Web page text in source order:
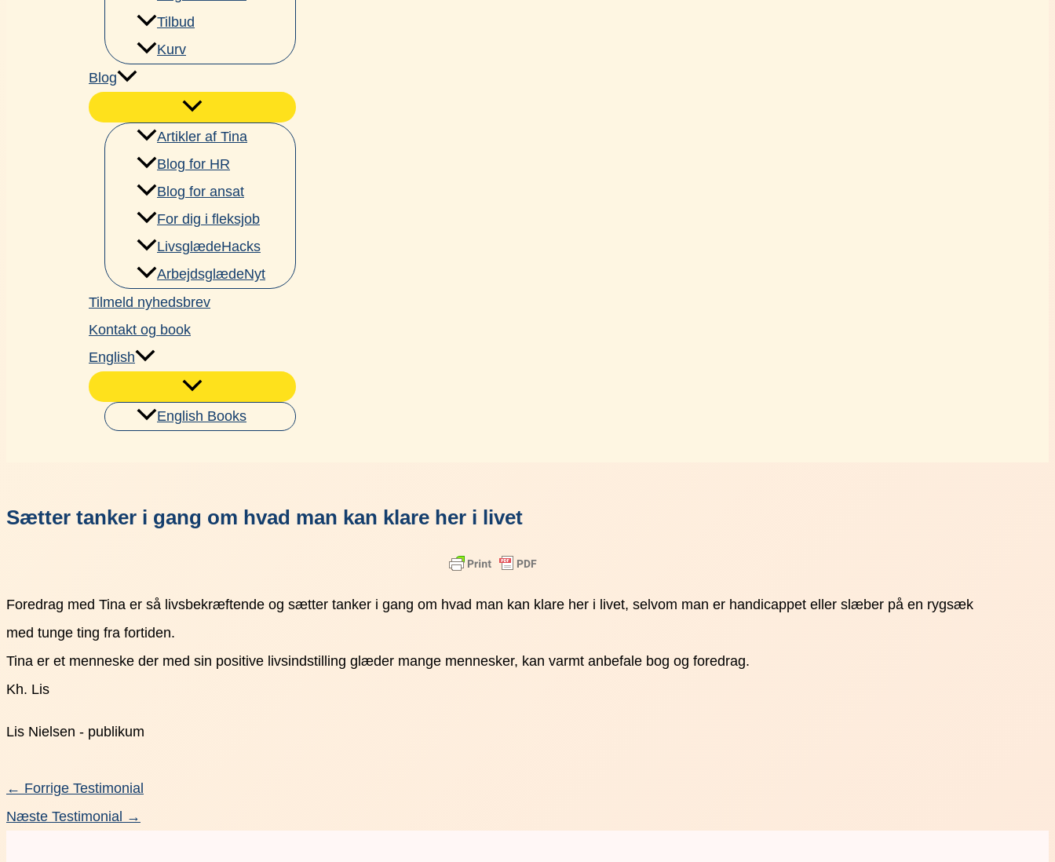
Tilbud
Kurv
Blog
Artikler af Tina
Blog for HR
Blog for ansat
For dig i fleksjob
LivsglædeHacks
ArbejdsglædeNyt
Tilmeld nyhedsbrev
Kontakt og book
English
English Books
Sætter tanker i gang om hvad man kan klare her i livet
Foredrag med Tina er så livsbekræftende og sætter tanker i gang om hvad man kan klare her i livet, selvom man er handicappet eller slæber på en rygsæk
med tunge ting fra fortiden.
Tina er et menneske der med sin positive livsindstilling glæder mange mennesker, kan varmt anbefale bog og foredrag.
Kh. Lis
Lis Nielsen - publikum
← Forrige Testimonial
Næste Testimonial →